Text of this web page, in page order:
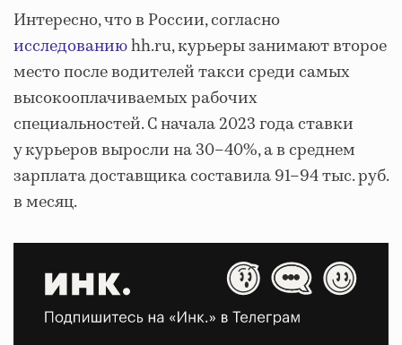
Интересно, что в России, согласно
исследованиюhh.ru, курьеры занимают второе
место после водителей такси среди самых
высокооплачиваемых рабочих
специальностей. С начала 2023 года ставки
у курьеров выросли на 30–40%, а в среднем
зарплата доставщика составила 91–94 тыс. руб.
в месяц.